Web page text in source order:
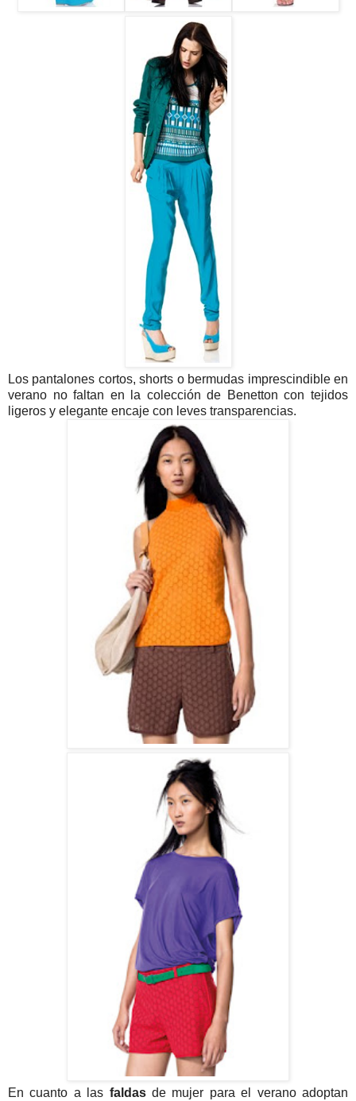
Los pantalones cortos, shorts o bermudas imprescindible en
verano no faltan en la colección de Benetton con tejidos
ligeros y elegante encaje con leves transparencias.
En cuanto a las faldasde mujer para el verano adoptan